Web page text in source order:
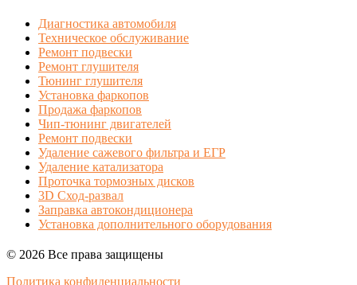
Диагностика автомобиля
Техническое обслуживание
Ремонт подвески
Ремонт глушителя
Тюнинг глушителя
Установка фаркопов
Продажа фаркопов
Чип-тюнинг двигателей
Ремонт подвески
Удаление сажевого фильтра и ЕГР
Удаление катализатора
Проточка тормозных дисков
3D Сход-развал
Заправка автокондиционера
Установка дополнительного оборудования
© 2026 Все права защищены
Политика конфиденциальности